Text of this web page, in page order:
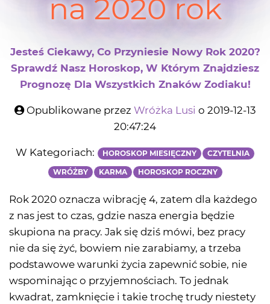
na 2020 rok
Jesteś Ciekawy, Co Przyniesie Nowy Rok 2020?
Sprawdź Nasz Horoskop, W Którym Znajdziesz
Prognozę Dla Wszystkich Znaków Zodiaku!
Opublikowane przez Wróżka Lusi o 2019-12-13
20:47:24
W Kategoriach: HOROSKOP MIESIĘCZNY CZYTELNIA
WRÓŻBY KARMA HOROSKOP ROCZNY
Rok 2020 oznacza wibrację 4, zatem dla każdego
z nas jest to czas, gdzie nasza energia będzie
skupiona na pracy. Jak się dziś mówi, bez pracy
nie da się żyć, bowiem nie zarabiamy, a trzeba
podstawowe warunki życia zapewnić sobie, nie
wspominając o przyjemnościach. To jednak
kwadrat, zamknięcie i takie trochę trudy niestety